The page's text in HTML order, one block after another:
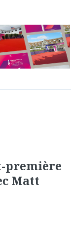
première
Matt